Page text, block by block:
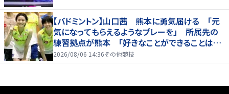
【バドミントン】山口茜 熊本に勇気届ける 「元
気になってもらえるようなプレーを」 所属先の
練習拠点が熊本 「好きなことができることは当
たり前じゃない」
2026/08/06 14:36その他競技